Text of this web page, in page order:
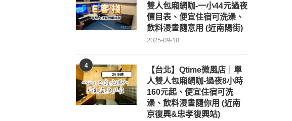
雙人包廂網咖-一小44元過夜
價目表、便宜住宿可洗澡、
飲料漫畫隨意用 (近南陽街)
2025-09-18
4
【台北】Qtime微風店｜單
人雙人包廂網咖-過夜8小時
160元起、便宜住宿可洗
澡、飲料漫畫隨你用 (近南
京復興&忠孝復興站)